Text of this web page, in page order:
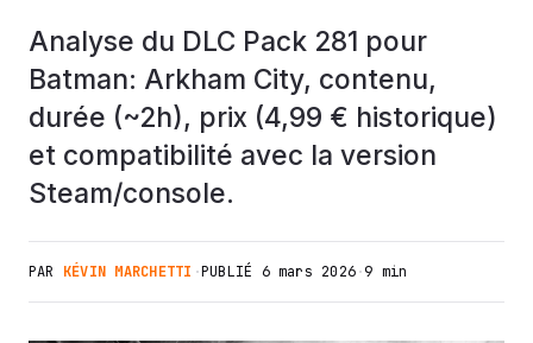
Analyse du DLC Pack 281 pour
Batman: Arkham City, contenu,
durée (~2h), prix (4,99 € historique)
et compatibilité avec la version
Steam/console.
PAR KÉVIN MARCHETTI ·PUBLIÉ 6 mars 2026·9 min